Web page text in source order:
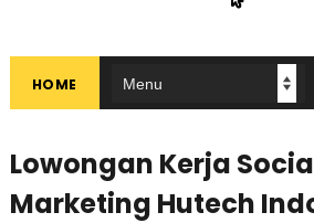
HOME
Lowongan Kerja
Marketing Hutech